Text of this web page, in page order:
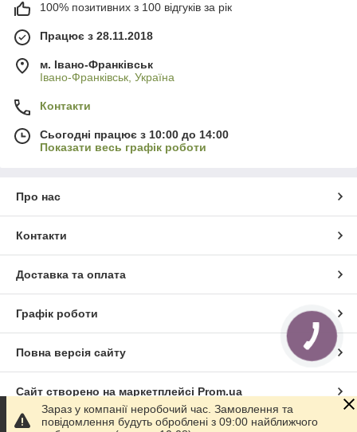
100% позитивних з 100 відгуків за рік
Працює з 28.11.2018
м. Івано-Франківськ
Івано-Франківськ, Україна
Контакти
Сьогодні працює з 10:00 до 14:00
Показати весь графік роботи
Про нас
Контакти
Доставка та оплата
Графік роботи
Повна версія сайту
Сайт створено на маркетплейсі Prom.ua
Зараз у компанії неробочий час. Замовлення та
повідомлення будуть оброблені з 09:00 найближчого